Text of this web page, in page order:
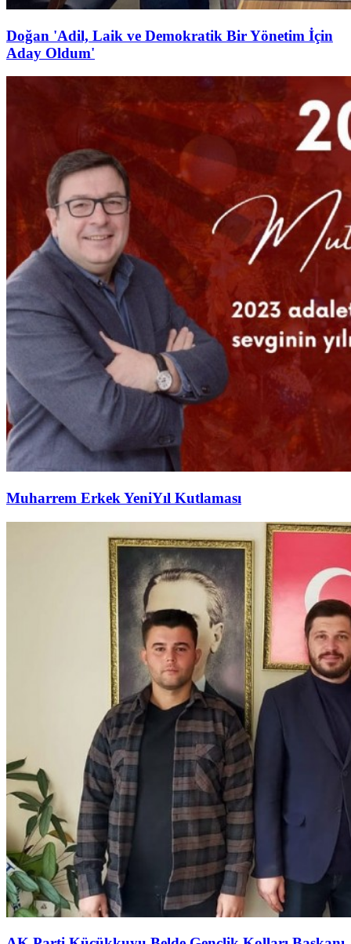
Doğan 'Adil, Laik ve Demokratik Bir Yönetim İçin
Aday Oldum'
Muharrem Erkek YeniYıl Kutlaması